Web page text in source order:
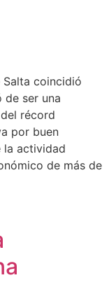
coincidió
de ser una
récord
por buen
la actividad
de más de